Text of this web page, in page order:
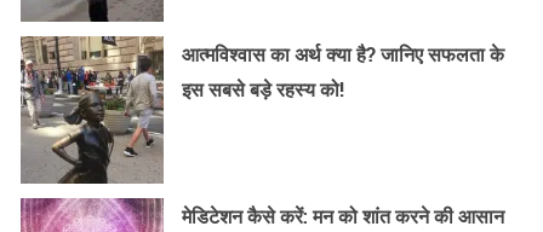
आत्मविश्वास का अर्थ क्या है? जानिए सफलता के
इस सबसे बड़े रहस्य को!
मेडिटेशन कैसे करें: मन को शांत करने की आसान